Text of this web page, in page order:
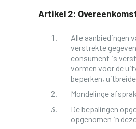
Artikel 2:
Alle aanbiedingen
verstrekte
consument is
vormen voor de
beperken,
Mondelinge
De bepalingen
opgenomen in